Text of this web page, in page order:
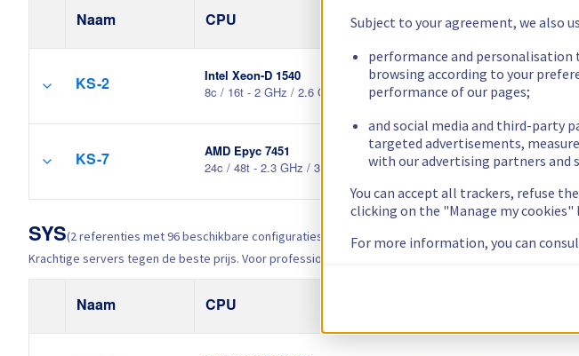
Naam CPU RAM
KS-2
Intel Xeon-D 1540
8c / 16t - 2 GHz / 2.6 GHz
64 GB
KS-7
AMD Epyc 7451
24c / 48t - 2.3 GHz / 3.2 GHz
128 GB 2 x
SYS(2 referenties met 96 beschikbare configuraties)
Krachtige servers tegen de beste prijs. Voor professionele toepassingen.
Naam CPU
Subject to your agreement, we also
performance and personalisation
browsing according to your
performance of our pages;
and social media and third-party
targeted advertisements,
with our advertising partners and
You can accept all trackers, refuse
clicking on the "Manage my
For more information, you can